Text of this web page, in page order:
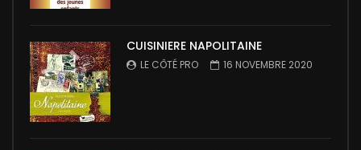
CUISINIERE NAPOLITAINE
LE CÔTÉ PRO 16 NOVEMBRE 2020